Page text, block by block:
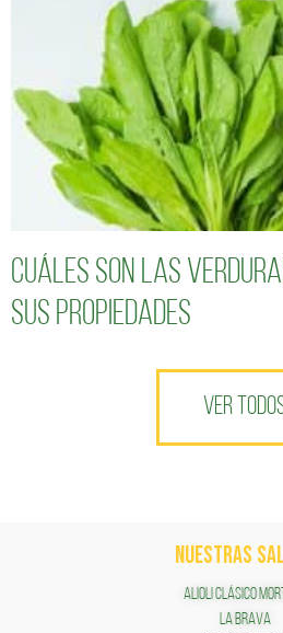
Cuáles son las
sus propiedades
VER
NUESTRAS
ALIOLI CLÁSICO
LA BRAVA